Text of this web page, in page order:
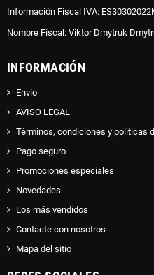
Información Fiscal IVA:
Nombre Fiscal: Viktor Dmytruk
INFORMACIÓN
Envío
AVISO LEGAL
Términos, condiciones y politicas
Pago seguro
Promociones especiales
Novedades
Los más vendidos
Contacte con nosotros
Mapa del sitio